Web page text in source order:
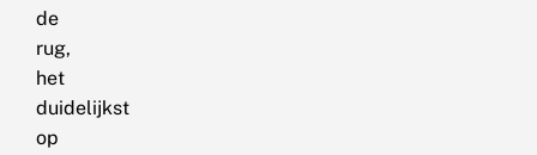
de
rug,
het
duidelijkst
op